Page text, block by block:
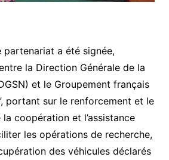
partenariat a été signée,
la Direction Générale de la
et le Groupement français
portant sur le renforcement et le
coopération et l’assistance
les opérations de recherche,
des véhicules déclarés